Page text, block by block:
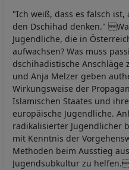
"Ich weiß, dass es falsch
den Dschihad denken."
Jugendliche, die in
aufwachsen? Was muss
dschihadistische Anschläge
und Anja Melzer geben
Wirkungsweise der
Islamischen Staates und
europäische Jugendliche.
radikalisierter Jugendlicher
mit Kenntnis der
Methoden beim Ausstieg
Jugendsubkultur zu